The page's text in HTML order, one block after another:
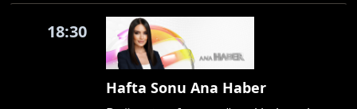
18:30
Hafta Sonu Ana Haber